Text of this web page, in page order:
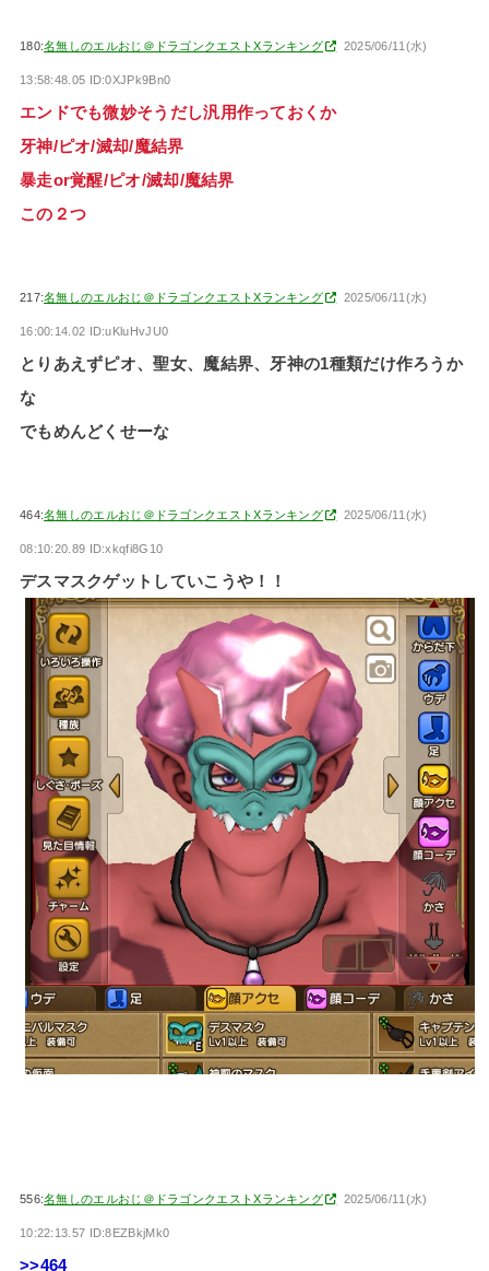
180:名無しのエルおじ＠ドラゴンクエストXランキング 2025/06/11(水)
13:58:48.05 ID:0XJPk9Bn0
エンドでも微妙そうだし汎用作っておくか
牙神/ピオ/滅却/魔結界
暴走or覚醒/ピオ/滅却/魔結界
この２つ
217:名無しのエルおじ＠ドラゴンクエストXランキング 2025/06/11(水)
16:00:14.02 ID:uKluHvJU0
とりあえずピオ、聖女、魔結界、牙神の1種類だけ作ろうか
な
でもめんどくせーな
464:名無しのエルおじ＠ドラゴンクエストXランキング 2025/06/11(水)
08:10:20.89 ID:xkqfi8G10
デスマスクゲットしていこうや！！
556:名無しのエルおじ＠ドラゴンクエストXランキング 2025/06/11(水)
10:22:13.57 ID:8EZBkjMk0
>>464